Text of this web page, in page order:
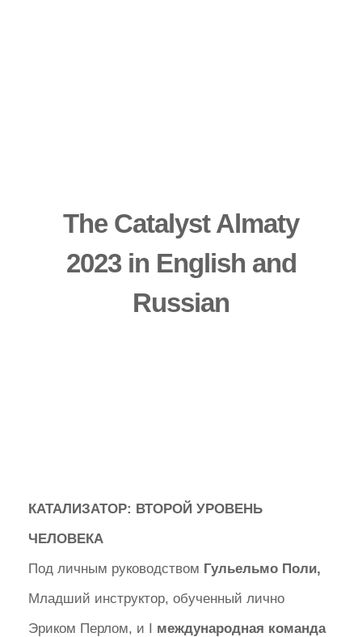
The Catalyst Almaty
2023 in English and
Russian
КАТАЛИЗАТОР: ВТОРОЙ УРОВЕНЬ
ЧЕЛОВЕКА
Под личным руководством Гульельмо Поли,
Младший инструктор, обученный лично
Эриком Перлом, и I международная команда